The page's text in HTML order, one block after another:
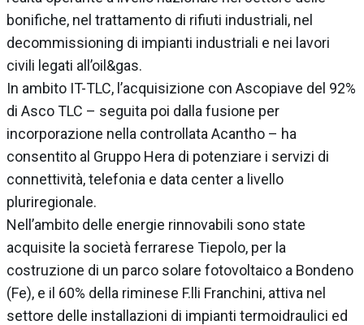
bonifiche, nel trattamento di rifiuti industriali, nel
decommissioning di impianti industriali e nei lavori
civili legati all’oil&gas.
In ambito IT-TLC, l’acquisizione con Ascopiave del 92%
di Asco TLC – seguita poi dalla fusione per
incorporazione nella controllata Acantho – ha
consentito al Gruppo Hera di potenziare i servizi di
connettività, telefonia e data center a livello
pluriregionale.
Nell’ambito delle energie rinnovabili sono state
acquisite la società ferrarese Tiepolo, per la
costruzione di un parco solare fotovoltaico a Bondeno
(Fe), e il 60% della riminese F.lli Franchini, attiva nel
settore delle installazioni di impianti termoidraulici ed